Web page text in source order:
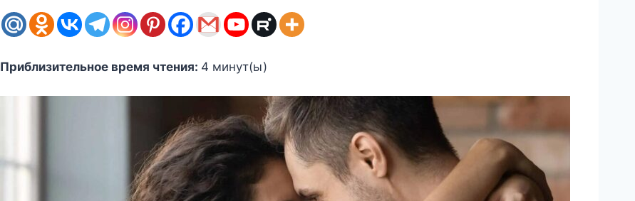
Приблизительное время чтения: 4 минут(ы)